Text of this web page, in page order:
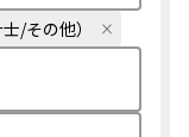
/その他）